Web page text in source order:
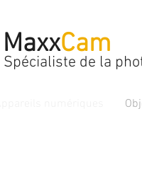
MaxxCam
Spécialiste de la